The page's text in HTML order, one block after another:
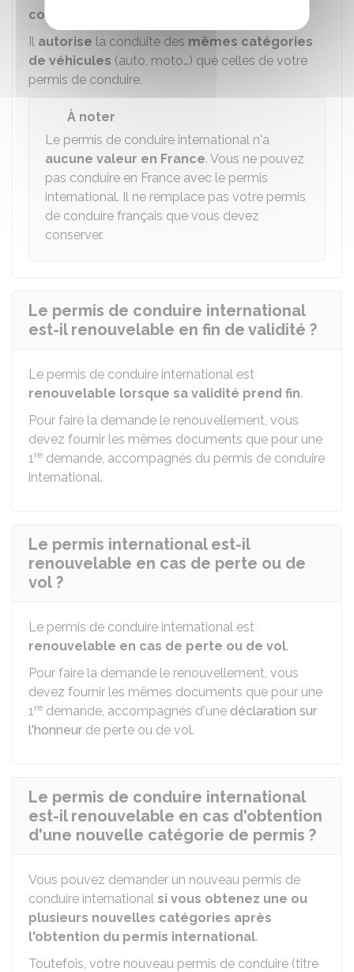
cours de validité
Il autorise la conduite des mêmes catégories
de véhicules (auto, moto…) que celles de votre
permis de conduire.
À noter
Le permis de conduire international n'a
aucune valeur en France. Vous ne pouvez
pas conduire en France avec le permis
international. Il ne remplace pas votre permis
de conduire français que vous devez
conserver.
Le permis de conduire international
est-il renouvelable en fin de validité ?
Le permis de conduire international est
renouvelable lorsque sa validité prend fin.
Pour faire la demande le renouvellement, vous
devez fournir les mêmes documents que pour une
1re demande, accompagnés du permis de conduire
international.
Le permis international est-il
renouvelable en cas de perte ou de
vol ?
Le permis de conduire international est
renouvelable en cas de perte ou de vol.
Pour faire la demande le renouvellement, vous
devez fournir les mêmes documents que pour une
1re demande, accompagnés d'une déclaration sur
l'honneur de perte ou de vol.
Le permis de conduire international
est-il renouvelable en cas d'obtention
d'une nouvelle catégorie de permis ?
Vous pouvez demander un nouveau permis de
conduire international si vous obtenez une ou
plusieurs nouvelles catégories après
l'obtention du permis international.
Toutefois, votre nouveau permis de conduire (titre